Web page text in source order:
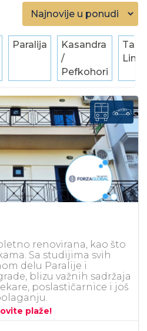
Paralija
Kasandra
/
Pefkohori
renovirana, kao što
Sa studijima svih
delu Paralije i
blizu važnih sadržaja
poslastičarnice i još
plaže!